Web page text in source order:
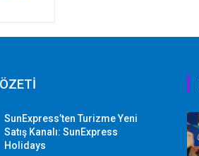
SunExpress’ten Turizme Yeni
Satış Kanalı: SunExpress
Holidays